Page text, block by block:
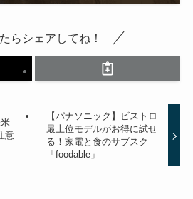
らシェアしてね！
意
【パナソニック】ビストロ
最上位モデルがお得に試せ
る！家電と食のサブスク
「foodable」